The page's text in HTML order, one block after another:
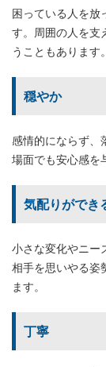
困っている人を放
す。周囲の人を支
うこともあります。
穏やか
感情的にならず、
場面でも安心感を
気配りができ
小さな変化やニー
相手を思いやる姿
ます。
丁寧